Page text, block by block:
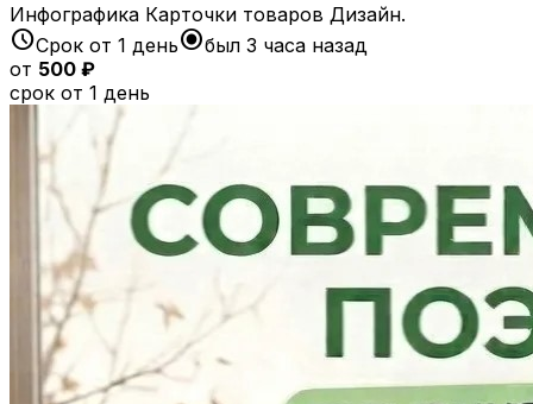
Инфографика Карточки товаров Дизайн.
scheduleСрок от 1 деньradio_button_checkedбыл 3 часа назад
от 500 ₽
срок от 1 день